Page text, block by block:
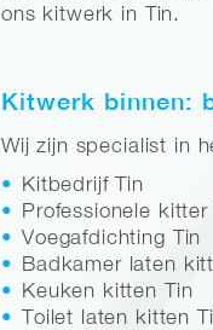
ons kitwerk in Tin.
Kitwerk binnen:
Wij zijn specialist in
Kitbedrijf Tin
Professionele kitter
Voegafdichting Tin
Badkamer laten
Keuken kitten Tin
Toilet laten kitten